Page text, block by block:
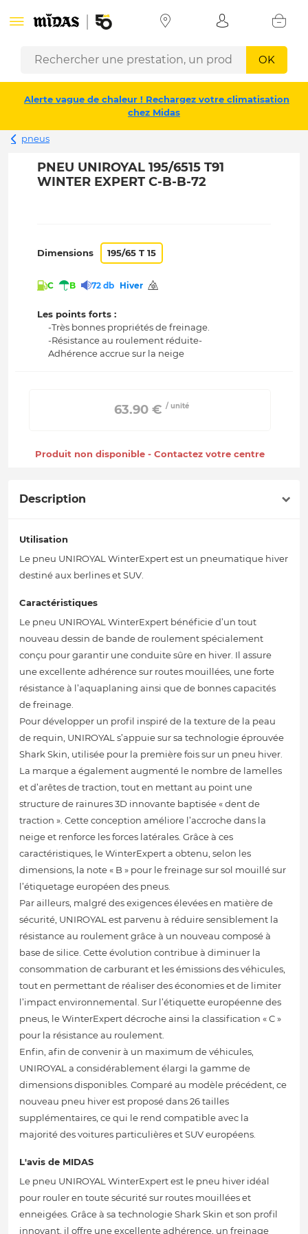
OK
Alerte vague de chaleur ! Rechargez votre climatisation
chez Midas
pneus
PNEU UNIROYAL 195/6515 T91
WINTER EXPERT C-B-B-72
Dimensions 195/65 T 15
C B 72 db Hiver
Les points forts :
-Très bonnes propriétés de freinage.
-Résistance au roulement réduite-
Adhérence accrue sur la neige
63.90 € / unité
Produit non disponible - Contactez votre centre
Description
Utilisation
Le pneu UNIROYAL WinterExpert est un pneumatique hiver
destiné aux berlines et SUV.
Caractéristiques
Le pneu UNIROYAL WinterExpert bénéficie d’un tout
nouveau dessin de bande de roulement spécialement
conçu pour garantir une conduite sûre en hiver. Il assure
une excellente adhérence sur routes mouillées, une forte
résistance à l’aquaplaning ainsi que de bonnes capacités
de freinage.
Pour développer un profil inspiré de la texture de la peau
de requin, UNIROYAL s’appuie sur sa technologie éprouvée
Shark Skin, utilisée pour la première fois sur un pneu hiver.
La marque a également augmenté le nombre de lamelles
et d’arêtes de traction, tout en mettant au point une
structure de rainures 3D innovante baptisée « dent de
traction ». Cette conception améliore l’accroche dans la
neige et renforce les forces latérales. Grâce à ces
caractéristiques, le WinterExpert a obtenu, selon les
dimensions, la note « B » pour le freinage sur sol mouillé sur
l’étiquetage européen des pneus.
Par ailleurs, malgré des exigences élevées en matière de
sécurité, UNIROYAL est parvenu à réduire sensiblement la
résistance au roulement grâce à un nouveau composé à
base de silice. Cette évolution contribue à diminuer la
consommation de carburant et les émissions des véhicules,
tout en permettant de réaliser des économies et de limiter
l’impact environnemental. Sur l’étiquette européenne des
pneus, le WinterExpert décroche ainsi la classification « C »
pour la résistance au roulement.
Enfin, afin de convenir à un maximum de véhicules,
UNIROYAL a considérablement élargi la gamme de
dimensions disponibles. Comparé au modèle précédent, ce
nouveau pneu hiver est proposé dans 26 tailles
supplémentaires, ce qui le rend compatible avec la
majorité des voitures particulières et SUV européens.
L'avis de MIDAS
Le pneu UNIROYAL WinterExpert est le pneu hiver idéal
pour rouler en toute sécurité sur routes mouillées et
enneigées. Grâce à sa technologie Shark Skin et son profil
innovant, il offre une excellente adhérence, un freinage